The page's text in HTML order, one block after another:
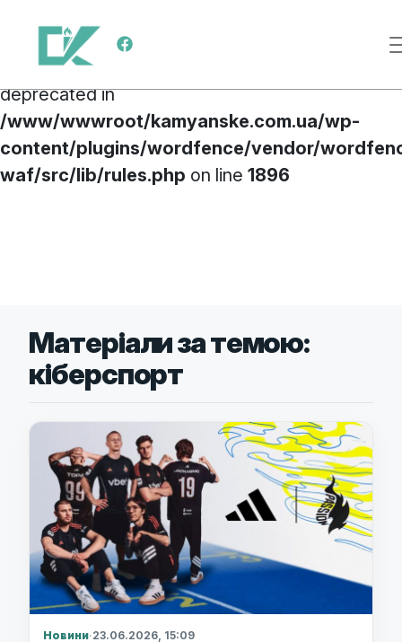
Deprecated
: preg_replace(): Passing null to
parameter #3 ($subject) of type array|string is
deprecated in
/www/wwwroot/kamyanske.com.ua/wp-
content/plugins/wordfence/vendor/
waf/src/lib/rules.php on line 1896
Main Navigation
Матеріали за темою:
кіберспорт
Новини·23.06.2026, 15:09